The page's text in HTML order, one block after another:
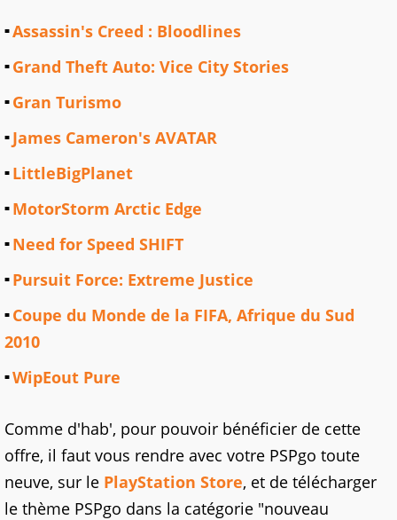
Assassin's Creed : Bloodlines
Grand Theft Auto: Vice City Stories
Gran Turismo
James Cameron's AVATAR
LittleBigPlanet
MotorStorm Arctic Edge
Need for Speed SHIFT
Pursuit Force: Extreme Justice
Coupe du Monde de la FIFA, Afrique du Sud
2010
WipEout Pure
Comme d'hab', pour pouvoir bénéficier de cette
offre, il faut vous rendre avec votre PSPgo toute
neuve, sur le PlayStation Store, et de télécharger
le thème PSPgo dans la catégorie "nouveau